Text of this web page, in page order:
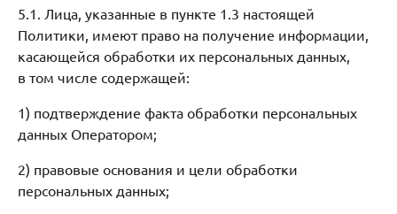
5.1. Лица, указанные в пункте 1.3 настоящей
Политики, имеют право на получение информации,
касающейся обработки их персональных данных,
в том числе содержащей:
1) подтверждение факта обработки персональных
данных Оператором;
2) правовые основания и цели обработки
персональных данных;